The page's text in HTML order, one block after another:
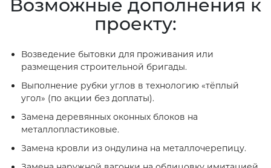
Возможные дополнения к
проекту:
Возведение бытовки для проживания или
размещения строительной бригады.
Выполнение рубки углов в технологию «тёплый
угол» (по акции без доплаты).
Замена деревянных оконных блоков на
металлопластиковые.
Замена кровли из ондулина на металлочерепицу.